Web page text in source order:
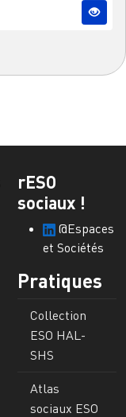
rESO
sociaux !
@Espaces
et Sociétés
Pratiques
Collection
ESO HAL-
SHS
Atlas
sociaux ESO